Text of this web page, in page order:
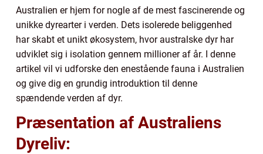
Australien er hjem for nogle af de mest fascinerende og
unikke dyrearter i verden. Dets isolerede beliggenhed
har skabt et unikt økosystem, hvor australske dyr har
udviklet sig i isolation gennem millioner af år. I denne
artikel vil vi udforske den enestående fauna i Australien
og give dig en grundig introduktion til denne
spændende verden af dyr.
Præsentation af Australiens
Dyreliv: